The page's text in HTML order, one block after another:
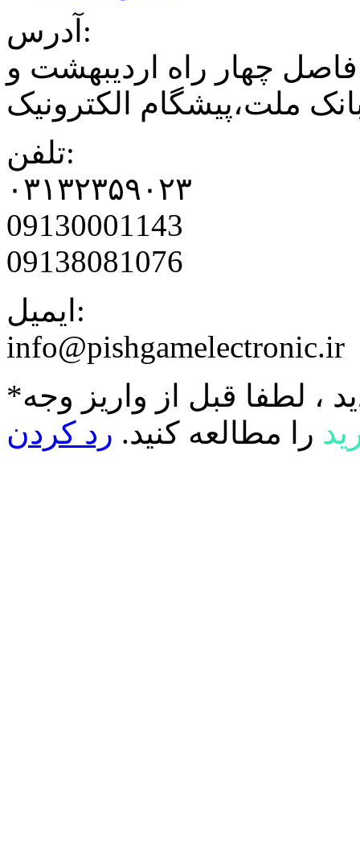
آدرس:
چهار راه اردیبهشت و
ملت،پیشگام الکترونیک
تلفن:
۰۳۱۳۲۳۵۹۰۲۳
09130001143
09138081076
ایمیل:
info@pishgamelectronic.ir
، لطفا قبل از واریز وجه
را مطالعه کنید. رد کردن